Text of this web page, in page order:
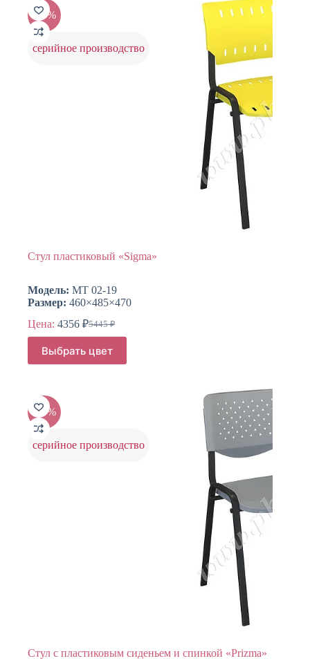
Опции
можно
выбрать
на
странице
-20%
серийное производство
Стул пластиковый «Sigma»
Модель: МТ 02-19
Размер: 460×485×470
Цена:
5445₽
Первоначальная
составляла
5445 ₽.
4356 ₽Текущая
4356 ₽.
Выбрать цвет
Этот
товар
имеет
Опции
можно
выбрать
на
странице
-20%
серийное производство
Стул с пластиковым сиденьем и спинкой «Prizma»